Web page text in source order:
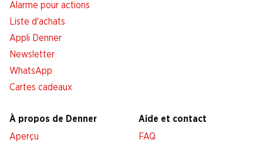
Alarme pour actions
Liste d'achats
Appli Denner
Newsletter
WhatsApp
Cartes cadeaux
À propos de Denner
Aperçu
Aide et contact
FAQ